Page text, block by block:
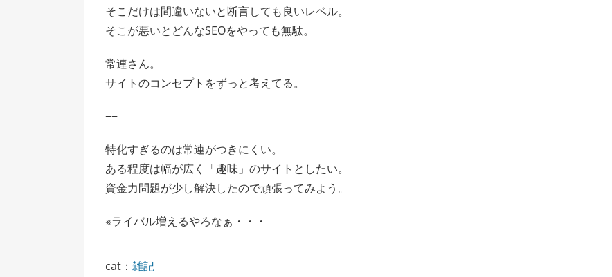
そこだけは間違いないと断言しても良いレベル。
そこが悪いとどんなSEOをやっても無駄。
常連さん。
サイトのコンセプトをずっと考えてる。
−−
特化すぎるのは常連がつきにくい。
ある程度は幅が広く「趣味」のサイトとしたい。
資金力問題が少し解決したので頑張ってみよう。
※ライバル増えるやろなぁ・・・
cat： 雑記